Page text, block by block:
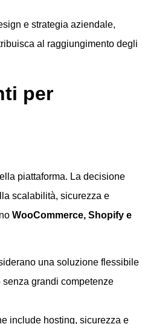
e strategia aziendale,
al raggiungimento degli
per
piattaforma. La decisione
scalabilità, sicurezza e
WooCommerce, Shopify e
una soluzione flessibile
grandi competenze
include hosting, sicurezza e